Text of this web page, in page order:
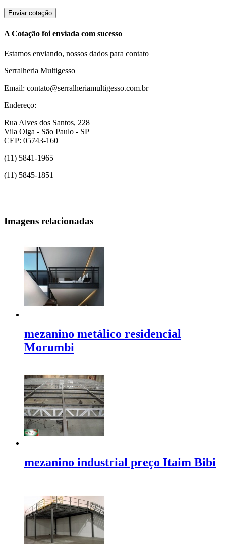
Enviar cotação
A Cotação foi enviada com sucesso
Estamos enviando, nossos dados para contato
Serralheria Multigesso
Email: contato@serralheriamultigesso.com.br
Endereço:
Rua Alves dos Santos, 228
Vila Olga - São Paulo - SP
CEP: 05743-160
(11) 5841-1965
(11) 5845-1851
Imagens relacionadas
mezanino metálico residencial
Morumbi
mezanino industrial preço Itaim Bibi